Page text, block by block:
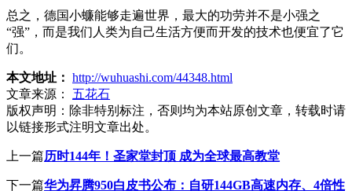
总之，德国小蠊能够走遍世界，最大的功劳并不是小强之
“强”，而是我们人类为自己生活方便而开发的技术也便宜了它
们。
本文地址： http://wuhuashi.com/44348.html
文章来源：
五花石
版权声明： 除非特别标注，否则均为本站原创文章，转载时请
以链接形式注明文章出处。
上一篇历时144年！圣家堂封顶 成为全球最高教堂
下一篇华为昇腾950白皮书公布：自研144GB高速内存、4倍性